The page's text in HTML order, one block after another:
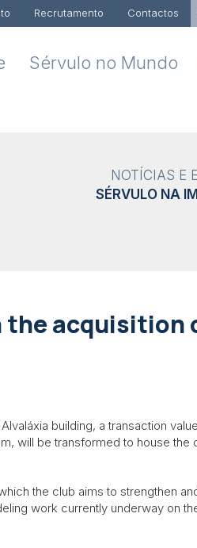
Recrutamento Contactos
Sérvulo no Mundo
NOTÍCIAS E
SÉRVULO NA
the acquisition
building, a transaction
will be transformed to house the
the club aims to strengthen
work currently underway on